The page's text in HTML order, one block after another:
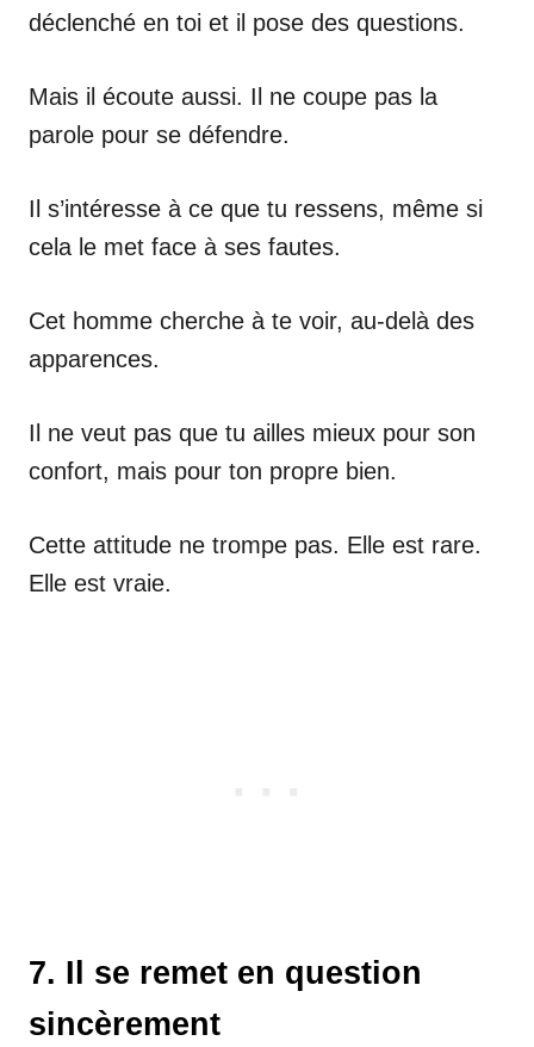
déclenché en toi et il pose des questions.
Mais il écoute aussi. Il ne coupe pas la
parole pour se défendre.
Il s’intéresse à ce que tu ressens, même si
cela le met face à ses fautes.
Cet homme cherche à te voir, au-delà des
apparences.
Il ne veut pas que tu ailles mieux pour son
confort, mais pour ton propre bien.
Cette attitude ne trompe pas. Elle est rare.
Elle est vraie.
7. Il se remet en question
sincèrement